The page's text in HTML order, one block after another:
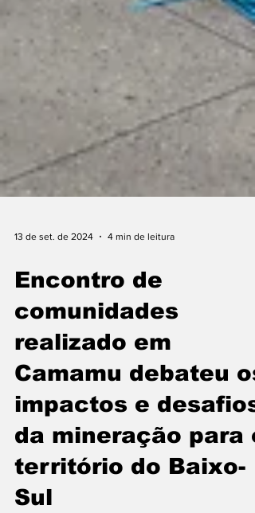
Encontro de
comunidades
realizado em
Camamu debateu os
impactos e desafios
da mineração para o
território do Baixo-